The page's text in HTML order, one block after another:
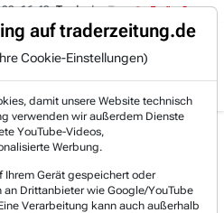
Trading-Room
16:49 Trade des Tages 06.08.
auf traderzeitung.de
Cookie-Einstellungen)
damit unsere Website technisch
verwenden wir außerdem Dienste
YouTube-Videos,
Werbung.
Ihrem Gerät gespeichert oder
Drittanbieter wie Google/YouTube
Verarbeitung kann auch außerhalb